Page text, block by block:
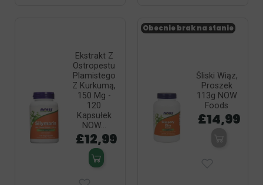
Ekstrakt Z
Ostropestu
Plamistego
Z Kurkumą,
150 Mg -
120
Kapsułek
NOW...
£12,99
Śliski Wiąz,
Proszek
113g NOW
Foods
£14,99
Obecnie brak na stanie